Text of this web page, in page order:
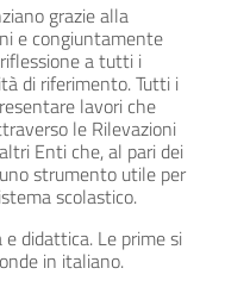
grazie alla
e congiuntamente
a tutti i
di riferimento. Tutti i
lavori che
le Rilevazioni
Enti che, al pari dei
strumento utile per
scolastico.
didattica. Le prime si
in italiano.